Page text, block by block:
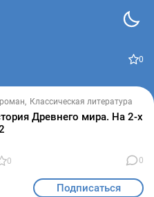
0
Классическая литература
Древнего мира. На 2-х
0 0
Подписаться